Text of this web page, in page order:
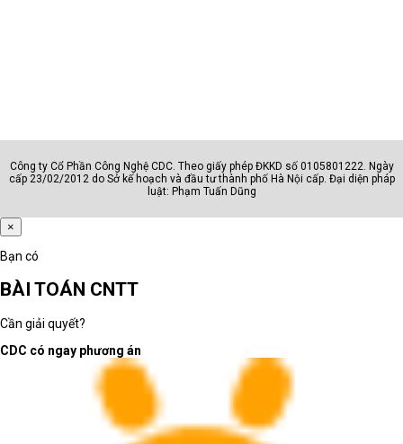
Công ty Cổ Phần Công Nghệ CDC. Theo giấy phép ĐKKD số 0105801222. Ngày
cấp 23/02/2012 do Sở kế hoạch và đầu tư thành phố Hà Nội cấp. Đại diện pháp
luật: Phạm Tuấn Dũng
×
Bạn có
BÀI TOÁN CNTT
Cần giải quyết?
CDC có ngay phương án